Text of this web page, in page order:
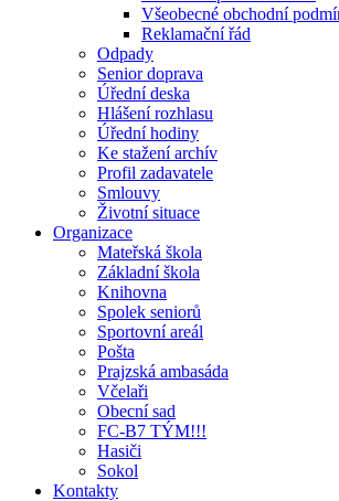
Všeobecné obchodní
Reklamační řád
Odpady
Senior doprava
Úřední deska
Hlášení rozhlasu
Úřední hodiny
Ke stažení archív
Profil zadavatele
Smlouvy
Životní situace
Organizace
Mateřská škola
Základní škola
Knihovna
Spolek seniorů
Sportovní areál
Pošta
Prajzská ambasáda
Včelaři
Obecní sad
FC-B7 TÝM!!!
Hasiči
Sokol
Kontakty